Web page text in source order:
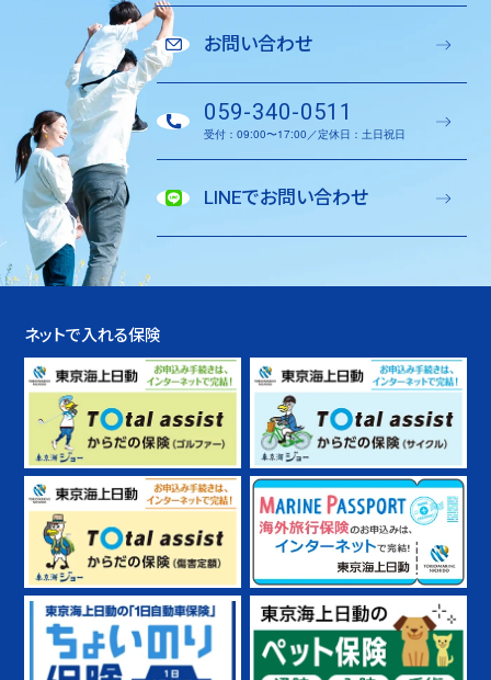
お問い合わせ
059-340-0511
受付：09:00〜17:00／定休日：土日祝日
LINEでお問い合わせ
ネットで入れる保険